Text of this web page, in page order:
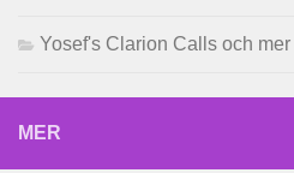
Yosef's Clarion Calls och mer
MER